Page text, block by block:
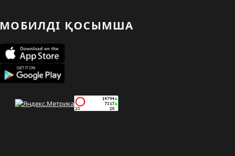
МОБИЛДІ ҚОСЫМША